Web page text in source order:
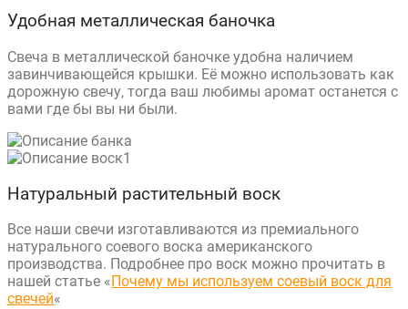
Удобная металлическая баночка
Cвеча в металлической баночке удобна наличием
завинчивающейся крышки. Её можно использовать как
дорожную свечу, тогда ваш любимы аромат останется с
вами где бы вы ни были.
Натуральный растительный воск
Все наши свечи изготавливаются из премиального
натурального соевого воска американского
производства. Подробнее про воск можно прочитать в
нашей статье «Почему мы используем соевый воск для
свечей«